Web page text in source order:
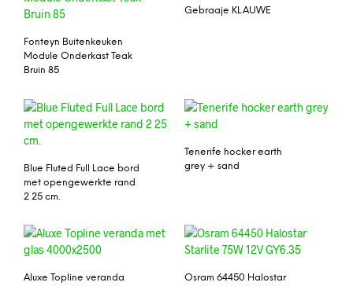
Fonteyn Buitenkeuken
Module Onderkast Teak
Bruin 85
Gebraaje KLAUWE
Blue Fluted Full Lace bord
met opengewerkte rand
2 25 cm.
Tenerife hocker earth
grey + sand
Aluxe Topline veranda
Osram 64450 Halostar